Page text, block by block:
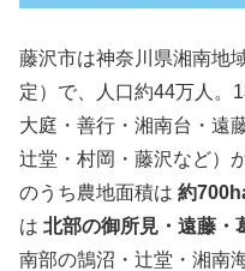
藤沢市は神奈川県湘南地
定）で、人口約44万人。
大庭・善行・湘南台・遠
辻堂・村岡・藤沢など）
のうち農地面積は 約
は 北部の御所見・遠藤・
南部の鵠沼・辻堂・湘南